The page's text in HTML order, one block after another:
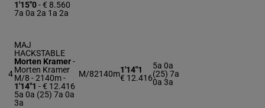
1'15"0- € 8.560
7a 0a 2a 1a 2a
4
MAJ
HACKSTABLE
Morten Kramer-
Morten Kramer
M/8 - 2140m-
1'14"1 - € 12.416
5a 0a (25) 7a 0a
3a
M/82140m1'14"1
€ 12.416
5a 0a
(25) 7a
0a 3a